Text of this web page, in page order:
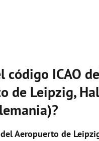
código ICAO
de Leipzig,
Aeropuerto de